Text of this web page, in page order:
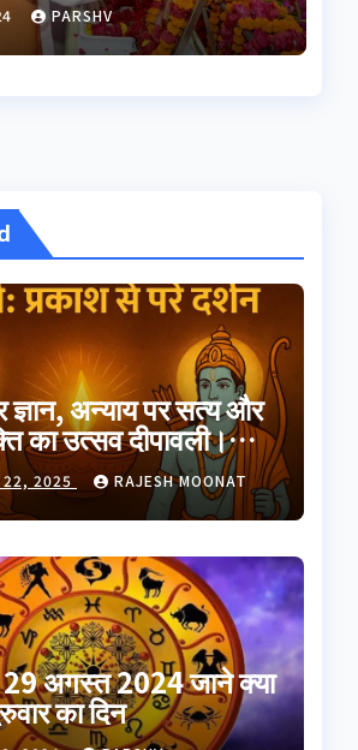
PARSHV
अन्याय पर सत्य और
का उत्सव दीपावली।
का यह त्योहार
का प्रतीक है
22, 2025 RAJESH MOONAT
अगस्त 2024 जाने क्या
का दिन